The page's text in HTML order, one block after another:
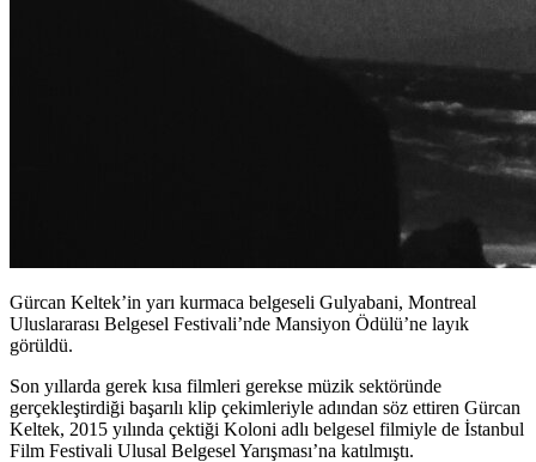
Gürcan Keltek’in yarı kurmaca belgeseli Gulyabani, Montreal
Uluslararası Belgesel Festivali’nde Mansiyon Ödülü’ne layık
görüldü.
Son yıllarda gerek kısa filmleri gerekse müzik sektöründe
gerçekleştirdiği başarılı klip çekimleriyle adından söz ettiren Gürcan
Keltek, 2015 yılında çektiği Koloni adlı belgesel filmiyle de İstanbul
Film Festivali Ulusal Belgesel Yarışması’na katılmıştı.